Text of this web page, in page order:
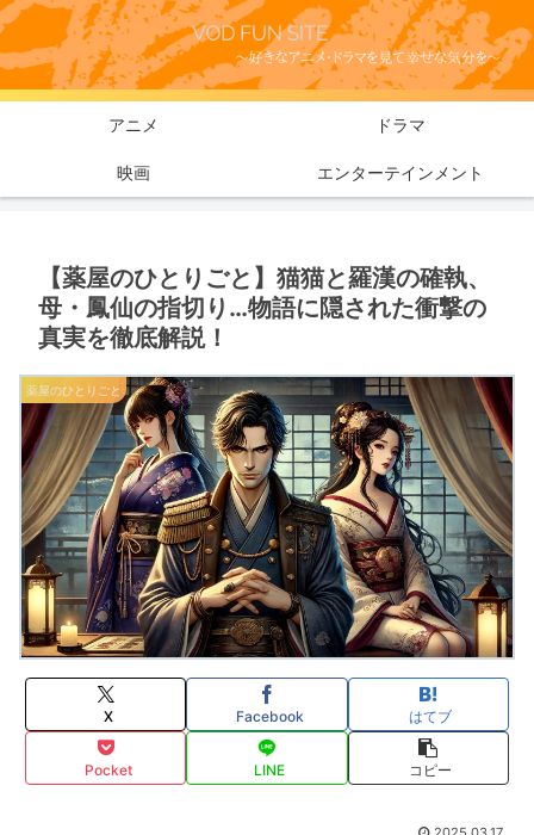
アニメ ドラマ
映画 エンターテインメント
【薬屋のひとりごと】猫猫と羅漢の確執、
母・鳳仙の指切り…物語に隠された衝撃の
真実を徹底解説！
薬屋のひとりごと
X Facebook はてブ
Pocket LINE コピー